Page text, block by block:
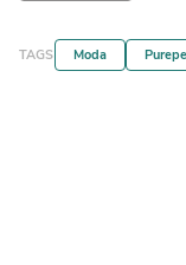
TAGS Moda